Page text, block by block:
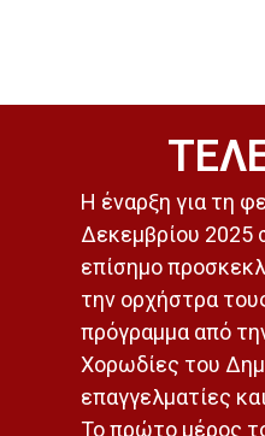
Η έναρξη για τη
Δεκεμβρίου 2025
επίσημο
την ορχήστρα
πρόγραμμα από
Χορωδίες του
επαγγελματίες
Το πρώτο μέρος